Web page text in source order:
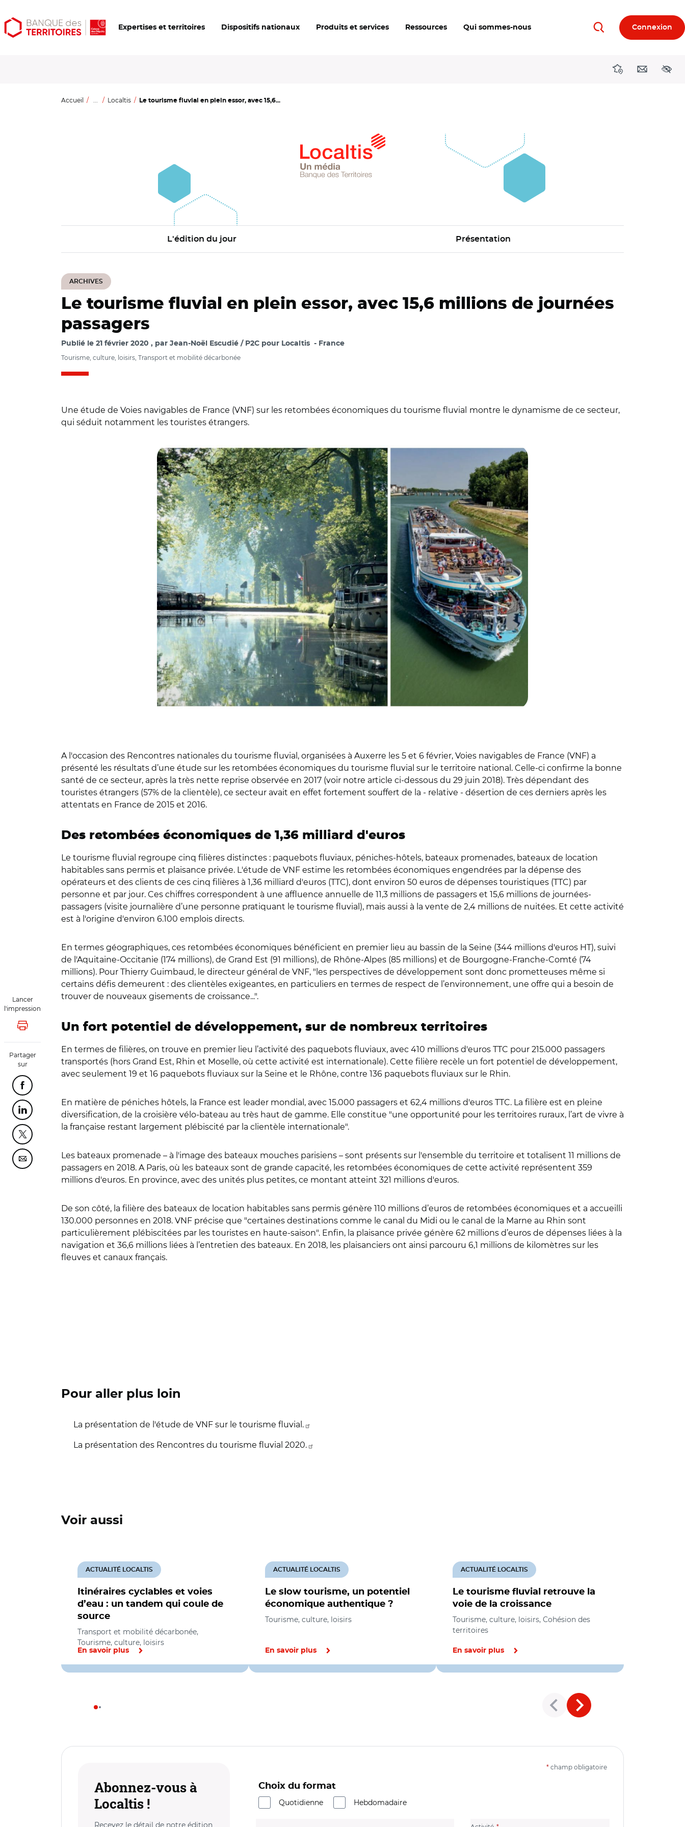
Aller
au
Aller
au
Ouvrir
les
Expertises et territoires Dispositifs nationaux Produits et services Ressources Qui sommes-nous RechercherConnexion
DirectionsContact
Accueil ... Localtis Le tourisme fluvial en plein essor, avec 15,6...
L'édition du jour Présentation
ARCHIVES
Lancer
l'impression
Lancer l'impression
Partager
sur
Partager cette page sur Facebook
Partager cette page sur Linkedin
Partager cette page sur Twitter
Partager cette page sur Courriel
Le tourisme fluvial en plein essor, avec 15,6 millions de journées
passagers
Publié le 21 février 2020 par Jean-Noël Escudié / P2C pour Localtis France
Tourisme, culture, loisirs, Transport et mobilité décarbonée
Une étude de Voies navigables de France (VNF) sur les retombées économiques du tourisme fluvial montre le dynamisme de ce secteur,
qui séduit notamment les touristes étrangers.
A l'occasion des Rencontres nationales du tourisme fluvial, organisées à Auxerre les 5 et 6 février, Voies navigables de France (VNF) a
présenté les résultats d’une étude sur les retombées économiques du tourisme fluvial sur le territoire national. Celle-ci confirme la bonne
santé de ce secteur, après la très nette reprise observée en 2017 (voir notre article ci-dessous du 29 juin 2018). Très dépendant des
touristes étrangers (57% de la clientèle), ce secteur avait en effet fortement souffert de la - relative - désertion de ces derniers après les
attentats en France de 2015 et 2016.
Des retombées économiques de 1,36 milliard d'euros
Le tourisme fluvial regroupe cinq filières distinctes : paquebots fluviaux, péniches-hôtels, bateaux promenades, bateaux de location
habitables sans permis et plaisance privée. L'étude de VNF estime les retombées économiques engendrées par la dépense des
opérateurs et des clients de ces cinq filières à 1,36 milliard d'euros (TTC), dont environ 50 euros de dépenses touristiques (TTC) par
personne et par jour. Ces chiffres correspondent à une affluence annuelle de 11,3 millions de passagers et 15,6 millions de journées-
passagers (visite journalière d’une personne pratiquant le tourisme fluvial), mais aussi à la vente de 2,4 millions de nuitées. Et cette activité
est à l'origine d'environ 6.100 emplois directs.
En termes géographiques, ces retombées économiques bénéficient en premier lieu au bassin de la Seine (344 millions d'euros HT), suivi
de l'Aquitaine-Occitanie (174 millions), de Grand Est (91 millions), de Rhône-Alpes (85 millions) et de Bourgogne-Franche-Comté (74
millions). Pour Thierry Guimbaud, le directeur général de VNF, "les perspectives de développement sont donc prometteuses même si
certains défis demeurent : des clientèles exigeantes, en particuliers en termes de respect de l’environnement, une offre qui a besoin de
trouver de nouveaux gisements de croissance...".
Un fort potentiel de développement, sur de nombreux territoires
En termes de filières, on trouve en premier lieu l’activité des paquebots fluviaux, avec 410 millions d'euros TTC pour 215.000 passagers
transportés (hors Grand Est, Rhin et Moselle, où cette activité est internationale). Cette filière recèle un fort potentiel de développement,
avec seulement 19 et 16 paquebots fluviaux sur la Seine et le Rhône, contre 136 paquebots fluviaux sur le Rhin.
En matière de péniches hôtels, la France est leader mondial, avec 15.000 passagers et 62,4 millions d'euros TTC. La filière est en pleine
diversification, de la croisière vélo-bateau au très haut de gamme. Elle constitue "une opportunité pour les territoires ruraux, l’art de vivre à
la française restant largement plébiscité par la clientèle internationale".
Les bateaux promenade – à l'image des bateaux mouches parisiens – sont présents sur l'ensemble du territoire et totalisent 11 millions de
passagers en 2018. A Paris, où les bateaux sont de grande capacité, les retombées économiques de cette activité représentent 359
millions d'euros. En province, avec des unités plus petites, ce montant atteint 321 millions d'euros.
De son côté, la filière des bateaux de location habitables sans permis génère 110 millions d’euros de retombées économiques et a accueilli
130.000 personnes en 2018. VNF précise que "certaines destinations comme le canal du Midi ou le canal de la Marne au Rhin sont
particulièrement plébiscitées par les touristes en haute-saison". Enfin, la plaisance privée génère 62 millions d’euros de dépenses liées à la
navigation et 36,6 millions liées à l’entretien des bateaux. En 2018, les plaisanciers ont ainsi parcouru 6,1 millions de kilomètres sur les
fleuves et canaux français.
Pour aller plus loin
La présentation de l'étude de VNF sur le tourisme fluvial.
La présentation des Rencontres du tourisme fluvial 2020.
Voir aussi
Itinéraires cyclables et voies
d’eau : un tandem qui coule de
source
ACTUALITÉ LOCALTIS
Transport et mobilité décarbonée,
Tourisme, culture, loisirs
En savoir plus
Le slow tourisme, un potentiel
économique authentique ?
ACTUALITÉ LOCALTIS
Tourisme, culture, loisirs
En savoir plus
Le tourisme fluvial retrouve la
voie de la croissance
ACTUALITÉ LOCALTIS
Tourisme, culture, loisirs, Cohésion des
territoires
En savoir plus
Abonnez-vous à
Localtis !
Recevez le détail de notre édition
* champ obligatoire
Choix du format
Quotidienne
Hebdomadaire